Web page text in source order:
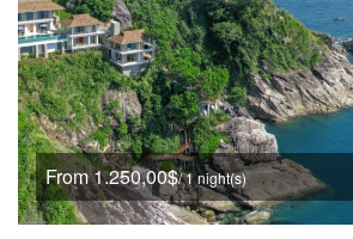
From 1.250,00$/ 1 night(s)